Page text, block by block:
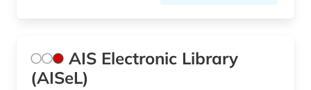
wissen­schaft (1)
filme (1)
AIS Electronic Library
(AISeL)